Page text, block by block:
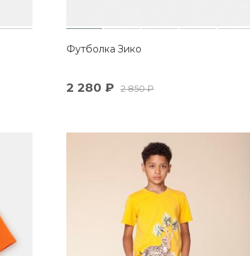
Футболка Зико
2 280 ₽ 2 850₽